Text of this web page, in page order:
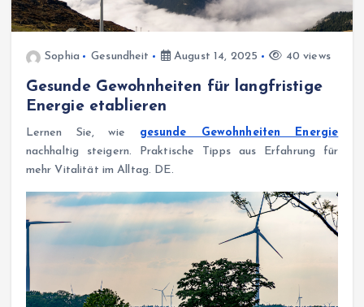
Sophia Gesundheit August 14, 2025 40 views
Gesunde Gewohnheiten für langfristige
Energie etablieren
Lernen Sie, wie gesunde Gewohnheiten Energie
nachhaltig steigern. Praktische Tipps aus Erfahrung für
mehr Vitalität im Alltag. DE.